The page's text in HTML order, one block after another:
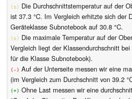
(±) Die Durchschnittstemperatur auf der
ist 37.3 °C. Im Vergleich erhitzte sich der
Geräteklasse Subnotebook auf 30.8 °C.
(±) Die maximale Temperatur auf der
Vergleich liegt der Klassendurchschnitt
für die Klasse Subnotebook).
(-) Auf der Unterseite messen wir eine
(im Vergleich zum Durchschnitt von 39.2
(+) Ohne Last messen wir eine